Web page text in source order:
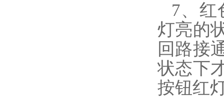
7、红
灯亮的
回路接
状态下
按钮红